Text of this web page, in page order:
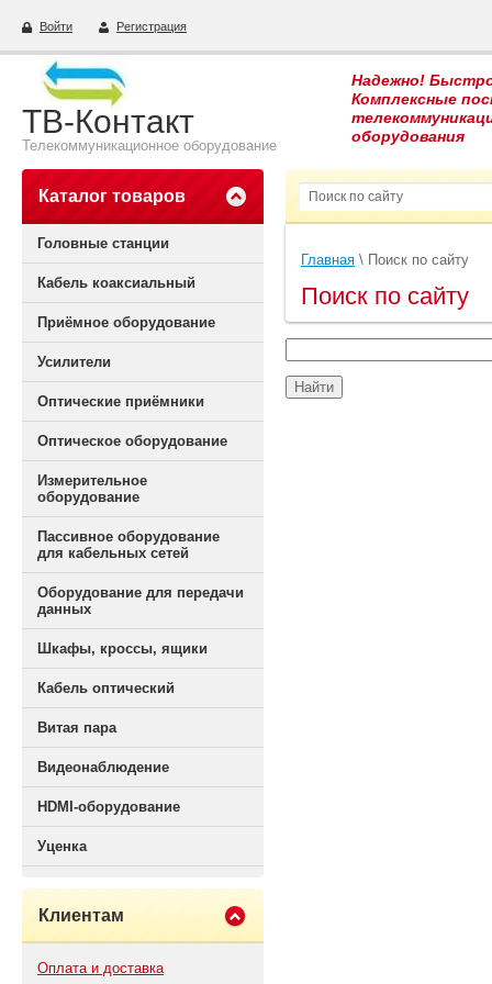
Войти Регистрация
ТВ-Контакт
Телекоммуникационное оборудование
Надежно!
Комплексные
оборудования
Каталог товаров
Головные станции
Кабель коаксиальный
Приёмное оборудование
Усилители
Оптические приёмники
Оптическое оборудование
Измерительное
оборудование
Пассивное оборудование
для кабельных сетей
Оборудование для передачи
данных
Шкафы, кроссы, ящики
Кабель оптический
Витая пара
Видеонаблюдение
HDMI-оборудование
Уценка
Клиентам
Оплата и доставка
Главная \ Поиск по сайту
Поиск по сайту